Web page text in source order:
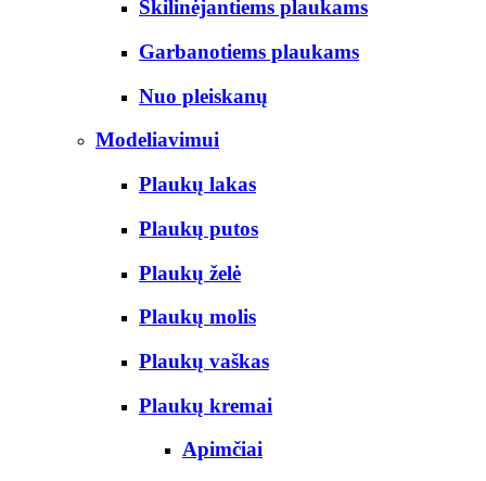
Skilinėjantiems plaukams
Garbanotiems plaukams
Nuo pleiskanų
Modeliavimui
Plaukų lakas
Plaukų putos
Plaukų želė
Plaukų molis
Plaukų vaškas
Plaukų kremai
Apimčiai